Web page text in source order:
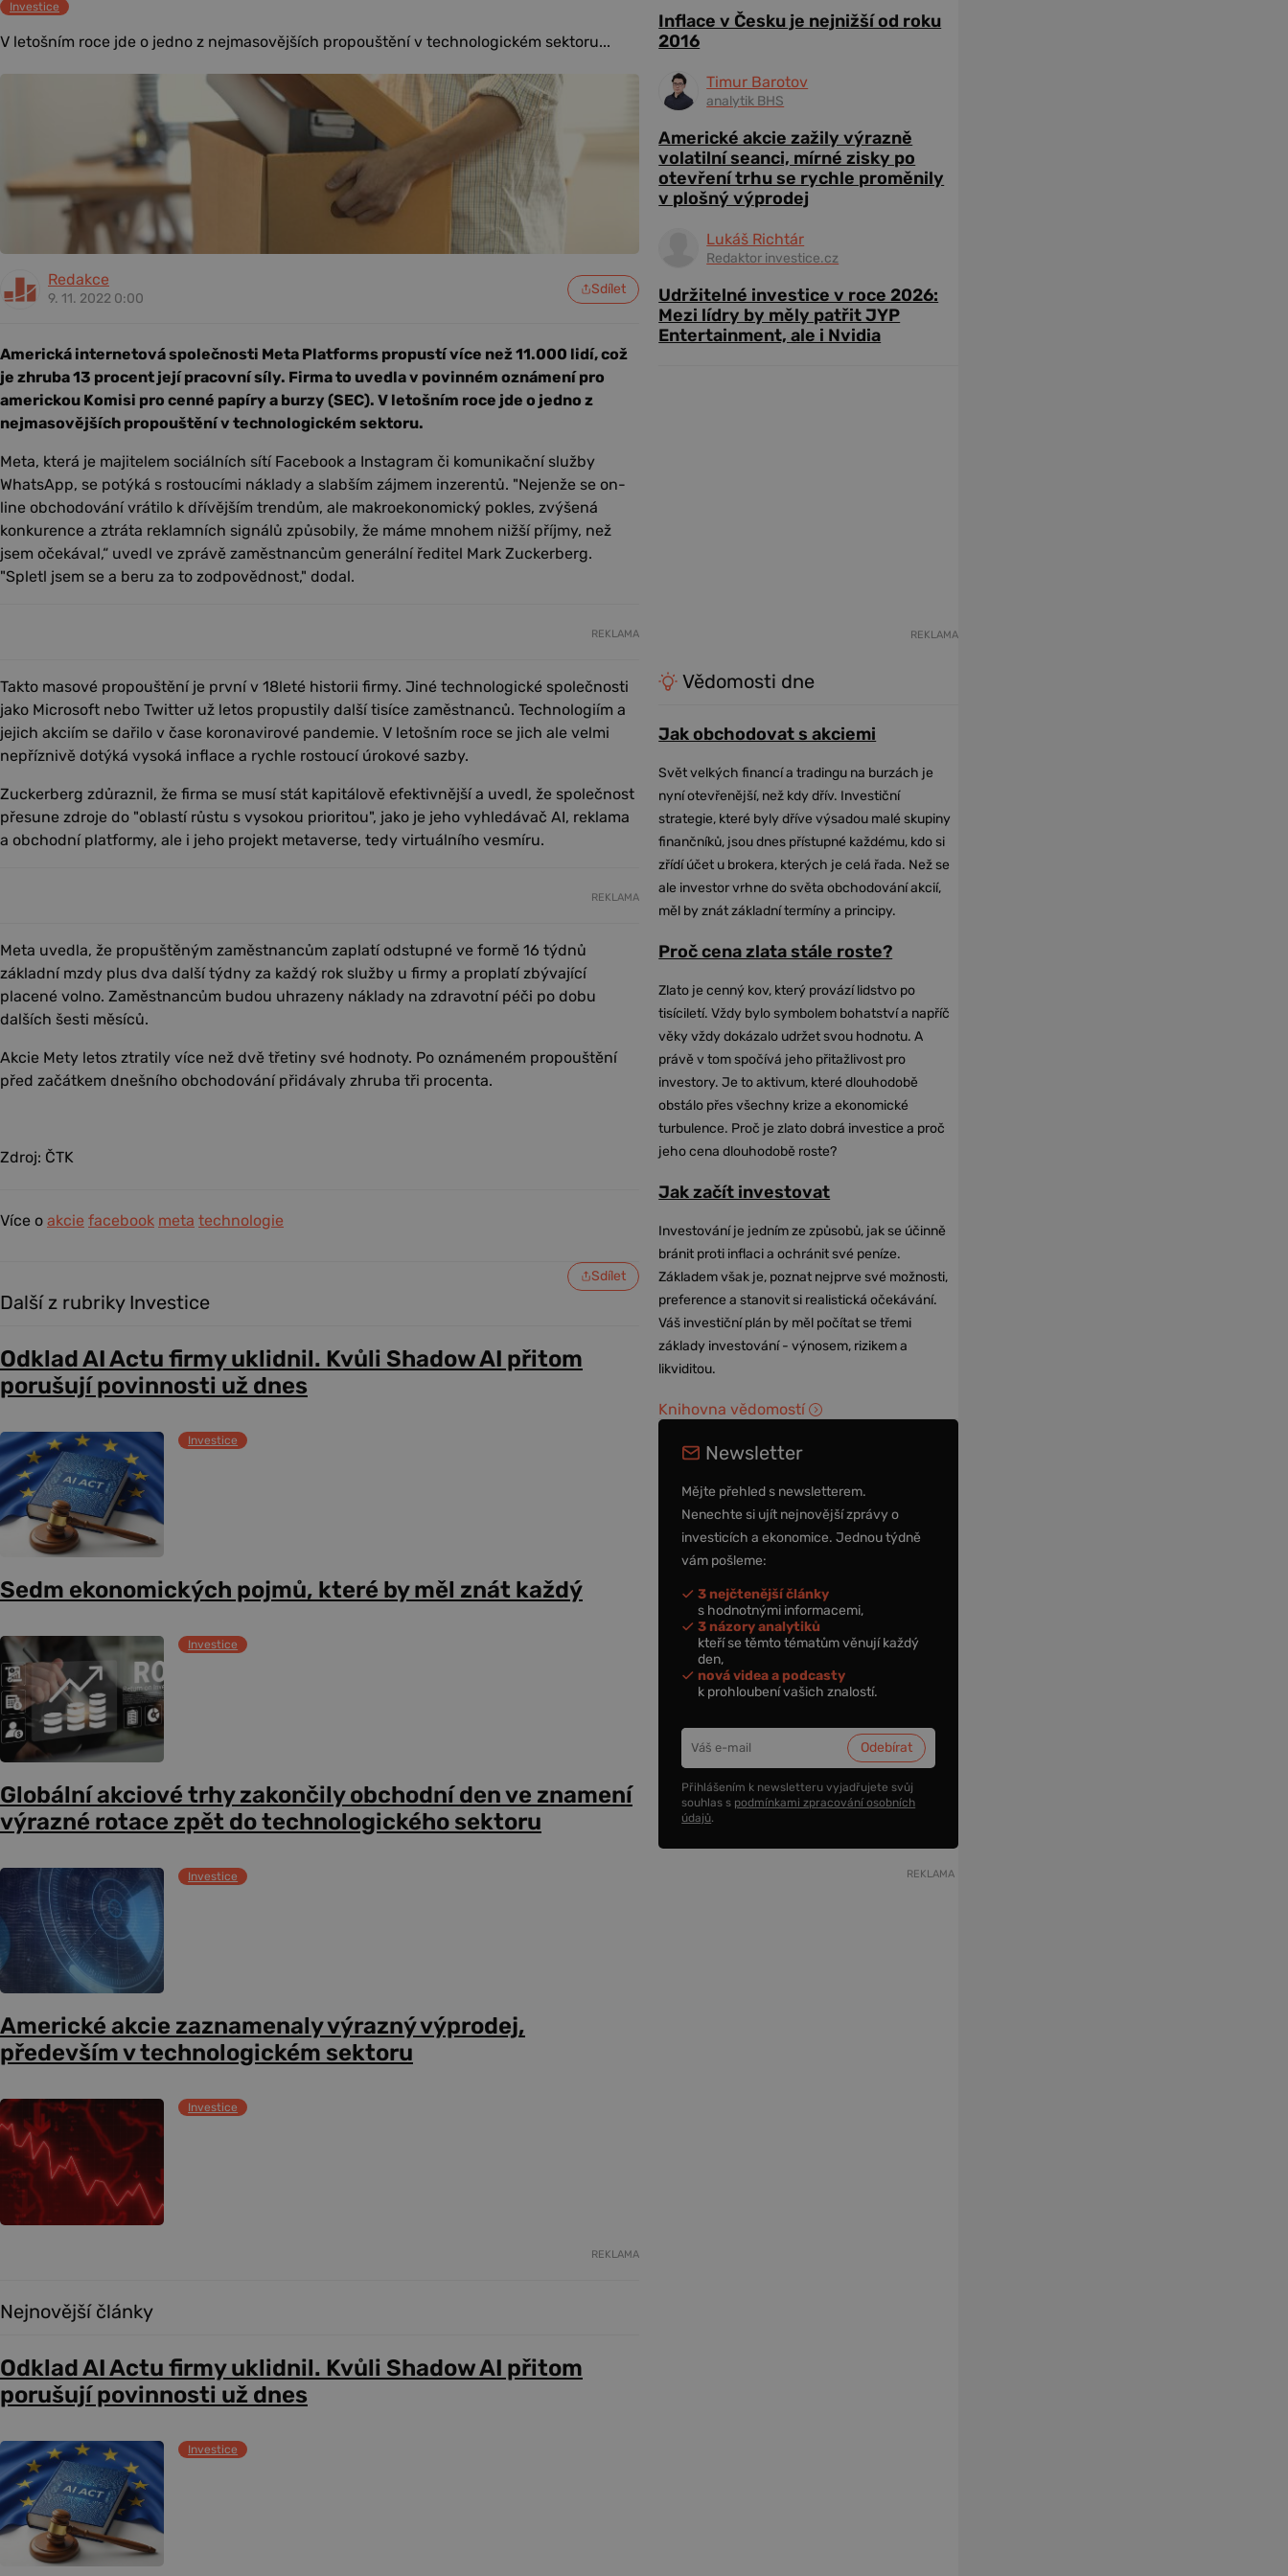
Investice
V letošním roce jde o jedno z nejmasovějších propouštění v technologickém sektoru...
Redakce
9. 11. 2022 0:00
Sdílet
Americká internetová společnosti Meta Platforms propustí více než 11.000 lidí, což
je zhruba 13 procent její pracovní síly. Firma to uvedla v povinném oznámení pro
americkou Komisi pro cenné papíry a burzy (SEC). V letošním roce jde o jedno z
nejmasovějších propouštění v technologickém sektoru.
Meta, která je majitelem sociálních sítí Facebook a Instagram či komunikační služby
WhatsApp, se potýká s rostoucími náklady a slabším zájmem inzerentů. "Nejenže se on-
line obchodování vrátilo k dřívějším trendům, ale makroekonomický pokles, zvýšená
konkurence a ztráta reklamních signálů způsobily, že máme mnohem nižší příjmy, než
jsem očekával,“ uvedl ve zprávě zaměstnancům generální ředitel Mark Zuckerberg.
"Spletl jsem se a beru za to zodpovědnost," dodal.
REKLAMA
Takto masové propouštění je první v 18leté historii firmy. Jiné technologické společnosti
jako Microsoft nebo Twitter už letos propustily další tisíce zaměstnanců. Technologiím a
jejich akciím se dařilo v čase koronavirové pandemie. V letošním roce se jich ale velmi
nepříznivě dotýká vysoká inflace a rychle rostoucí úrokové sazby.
Zuckerberg zdůraznil, že firma se musí stát kapitálově efektivnější a uvedl, že společnost
přesune zdroje do "oblastí růstu s vysokou prioritou", jako je jeho vyhledávač AI, reklama
a obchodní platformy, ale i jeho projekt metaverse, tedy virtuálního vesmíru.
REKLAMA
Meta uvedla, že propuštěným zaměstnancům zaplatí odstupné ve formě 16 týdnů
základní mzdy plus dva další týdny za každý rok služby u firmy a proplatí zbývající
placené volno. Zaměstnancům budou uhrazeny náklady na zdravotní péči po dobu
dalších šesti měsíců.
Akcie Mety letos ztratily více než dvě třetiny své hodnoty. Po oznámeném propouštění
před začátkem dnešního obchodování přidávaly zhruba tři procenta.
Zdroj: ČTK
Více o akcie facebook meta technologie
Sdílet
Další z rubriky Investice
Odklad AI Actu firmy uklidnil. Kvůli Shadow AI přitom
porušují povinnosti už dnes
Investice
Sedm ekonomických pojmů, které by měl znát každý
Investice
Globální akciové trhy zakončily obchodní den ve znamení
výrazné rotace zpět do technologického sektoru
Investice
Americké akcie zaznamenaly výrazný výprodej,
především v technologickém sektoru
Investice
REKLAMA
Nejnovější články
Odklad AI Actu firmy uklidnil. Kvůli Shadow AI přitom
porušují povinnosti už dnes
Investice
Inflace v Česku je nejnižší od roku
2016
Timur Barotov
analytik BHS
Americké akcie zažily výrazně
volatilní seanci, mírné zisky po
otevření trhu se rychle proměnily
v plošný výprodej
Lukáš Richtár
Redaktor investice.cz
Udržitelné investice v roce 2026:
Mezi lídry by měly patřit JYP
Entertainment, ale i Nvidia
REKLAMA
Vědomosti dne
Jak obchodovat s akciemi
Svět velkých financí a tradingu na burzách je
nyní otevřenější, než kdy dřív. Investiční
strategie, které byly dříve výsadou malé skupiny
finančníků, jsou dnes přístupné každému, kdo si
zřídí účet u brokera, kterých je celá řada. Než se
ale investor vrhne do světa obchodování akcií,
měl by znát základní termíny a principy.
Proč cena zlata stále roste?
Zlato je cenný kov, který provází lidstvo po
tisíciletí. Vždy bylo symbolem bohatství a napříč
věky vždy dokázalo udržet svou hodnotu. A
právě v tom spočívá jeho přitažlivost pro
investory. Je to aktivum, které dlouhodobě
obstálo přes všechny krize a ekonomické
turbulence. Proč je zlato dobrá investice a proč
jeho cena dlouhodobě roste?
Jak začít investovat
Investování je jedním ze způsobů, jak se účinně
bránit proti inflaci a ochránit své peníze.
Základem však je, poznat nejprve své možnosti,
preference a stanovit si realistická očekávání.
Váš investiční plán by měl počítat se třemi
základy investování - výnosem, rizikem a
likviditou.
Knihovna vědomostí
Newsletter
Mějte přehled s newsletterem.
Nenechte si ujít nejnovější zprávy o
investicích a ekonomice. Jednou týdně
vám pošleme:
3 nejčtenější články
s hodnotnými informacemi,
3 názory analytiků
kteří se těmto tématům věnují každý
den,
nová videa a podcasty
k prohloubení vašich znalostí.
Přihlášením k newsletteru vyjadřujete svůj
souhlas s podmínkami zpracování osobních
údajů.
REKLAMA